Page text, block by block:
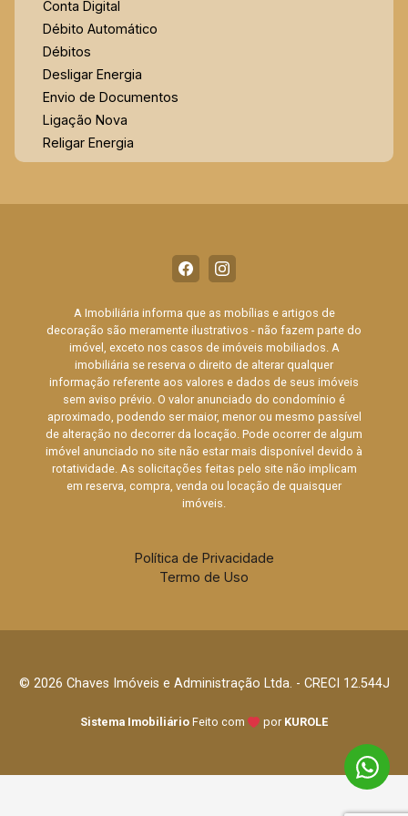
Como uma empresa de gestão familiar,
incorporamos valores de integridade,
transparência e proximidade no relacionamento
com nossos clientes. Somos especialistas na
venda de casa em condomínio e aluguel na zona
sul
Conta Digital
Débito Automático
Débitos
Desligar Energia
Envio de Documentos
Ligação Nova
Religar Energia
A Imobiliária informa que as mobílias e artigos de
decoração são meramente ilustrativos - não fazem parte do
imóvel, exceto nos casos de imóveis mobiliados. A
imobiliária se reserva o direito de alterar qualquer
informação referente aos valores e dados de seus imóveis
sem aviso prévio. O valor anunciado do condomínio é
aproximado, podendo ser maior, menor ou mesmo passível
de alteração no decorrer da locação. Pode ocorrer de algum
imóvel anunciado no site não estar mais disponível devido à
rotatividade. As solicitações feitas pelo site não implicam
em reserva, compra, venda ou locação de quaisquer
imóveis.
Política de Privacidade
Termo de Uso
© 2026 Chaves Imóveis e Administração Ltda. - CRECI 12.544J
Sistema Imobiliário Feito com por KUROLE